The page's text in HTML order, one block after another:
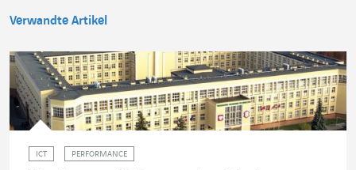
Verwandte Artikel
ICT PERFORMANCE